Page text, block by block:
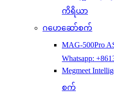
ကိရိယာ
ဂဟေဆော်စက်
MAG-
Whatsapp:
Megmeet
စက်